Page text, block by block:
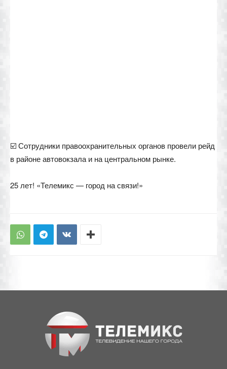
☑️ Сотрудники правоохранительных органов провели рейд
в районе автовокзала и на центральном рынке.
25 лет! «Телемикс — город на связи!»